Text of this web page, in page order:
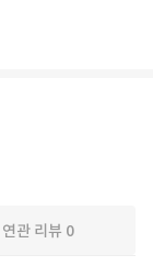
관 리뷰 0